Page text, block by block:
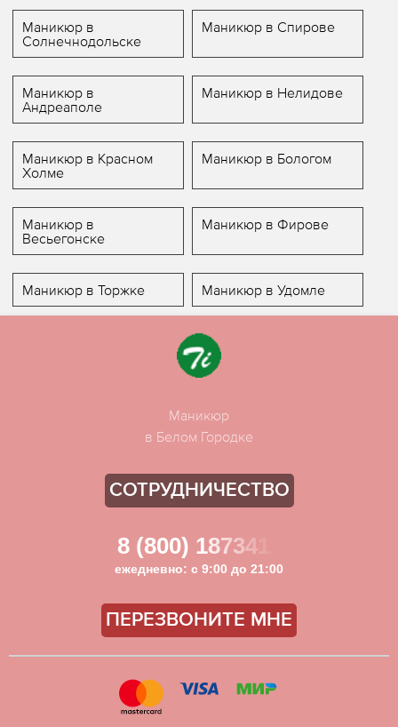
Маникюр в
Солнечнодольске
Маникюр в Спирове
Маникюр в
Андреаполе
Маникюр в Нелидове
Маникюр в Красном
Холме
Маникюр в Бологом
Маникюр в
Весьегонске
Маникюр в Фирове
Маникюр в Торжке Маникюр в Удомле
Маникюр
в Белом Городке
СОТРУДНИЧЕСТВО
8 (800) 1873411
ежедневно: с 9:00 до 21:00
ПЕРЕЗВОНИТЕ МНЕ